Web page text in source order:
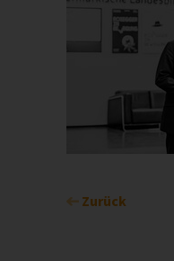
Zurück